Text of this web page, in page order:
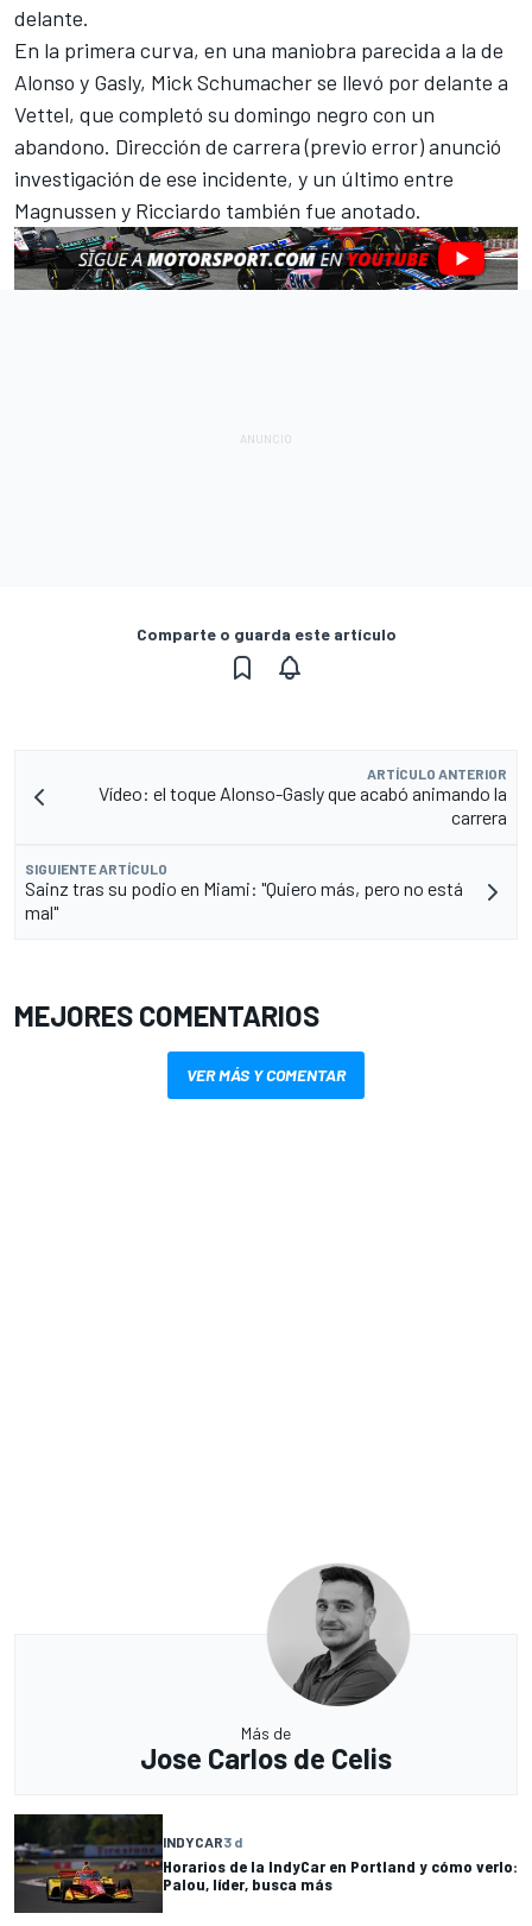
delante.
En la primera curva, en una maniobra parecida a la de
Alonso y Gasly, Mick Schumacher se llevó por delante a
Vettel, que completó su domingo negro con un
abandono. Dirección de carrera (previo error) anunció
investigación de ese incidente, y un último entre
Magnussen y Ricciardo también fue anotado.
Comparte o guarda este artículo
ARTÍCULO ANTERIOR
Vídeo: el toque Alonso-Gasly que acabó animando la
carrera
SIGUIENTE ARTÍCULO
Sainz tras su podio en Miami: "Quiero más, pero no está
mal"
MEJORES COMENTARIOS
VER MÁS Y COMENTAR
Más de
Jose Carlos de Celis
INDYCAR3 d
Horarios de la IndyCar en Portland y cómo verlo:
Palou, líder, busca más